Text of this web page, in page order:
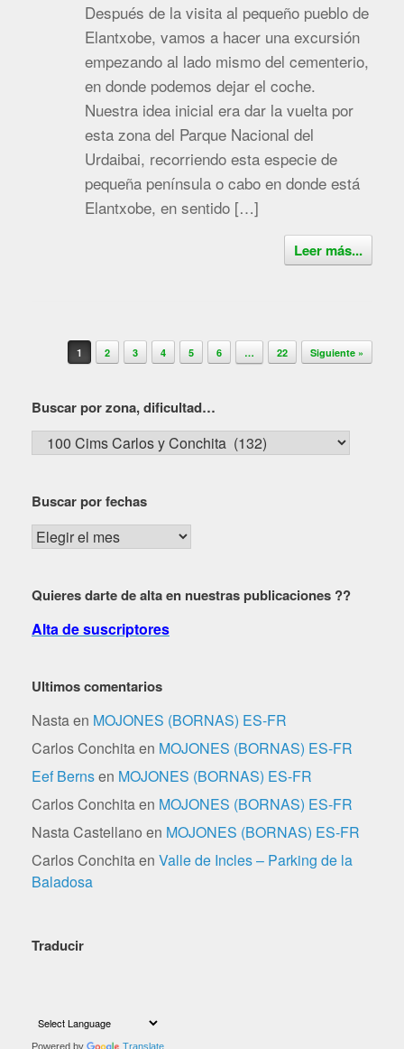
Después de la visita al pequeño pueblo de
Elantxobe, vamos a hacer una excursión
empezando al lado mismo del cementerio,
en donde podemos dejar el coche.
Nuestra idea inicial era dar la vuelta por
esta zona del Parque Nacional del
Urdaibai, recorriendo esta especie de
pequeña península o cabo en donde está
Elantxobe, en sentido […]
Leer más...
Navegador de artículos
1 2 3 4 5 6 … 22 Siguiente »
Buscar por zona, dificultad…
Buscar
por
dificultad…
Buscar por fechas
Buscar
por
Quieres darte de alta en nuestras publicaciones ??
Alta de suscriptores
Ultimos comentarios
Nastaen MOJONES (BORNAS) ES-FR
Carlos Conchitaen MOJONES (BORNAS) ES-FR
Eef Bernsen MOJONES (BORNAS) ES-FR
Carlos Conchitaen MOJONES (BORNAS) ES-FR
Nasta Castellano en MOJONES (BORNAS) ES-FR
Carlos Conchitaen Valle de Incles – Parking de la
Baladosa
Traducir
Powered by Translate